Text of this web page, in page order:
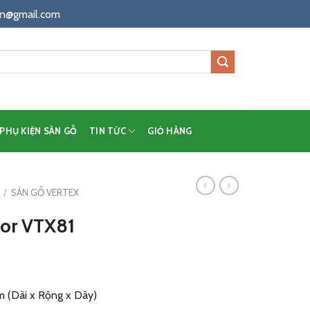
PHỤ KIỆN SÀN GỖ TIN TỨC GIỎ HÀNG
/ SÀN GỖ VERTEX
VTX81
(Dài x Rộng x Dày)